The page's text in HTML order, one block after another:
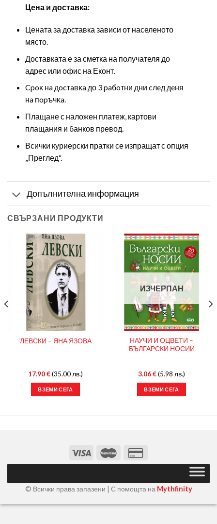
Цена и доставка:
Цената за доставка зависи от населеното
място.
Доставката е за сметка на получателя до
адрес или офис на Еконт.
Cpoĸ нa дocтaвĸa до 3 paбoтни дни cлeд дeня
нa пopъчĸa.
Плащане с наложен платеж, картови
плащания и банков превод.
Всички куриерски пратки се изпращат с опция
„Преглед“.
Допълнителна информация
СВЪРЗАНИ ПРОДУКТИ
ЛЕВСКИ – ЯНА ЯЗОВА
17.90€(35.00 лв.)
ВЗЕМИ СЕГА
ИЗЧЕРПАН
НАУЧИ И ОЦВЕТИ –
БЪЛГАРСКИ НОСИИ
3.06€(5.98 лв.)
ВЗЕМИ СЕГА
© Всички права запазени | С помощта на Mythfinity